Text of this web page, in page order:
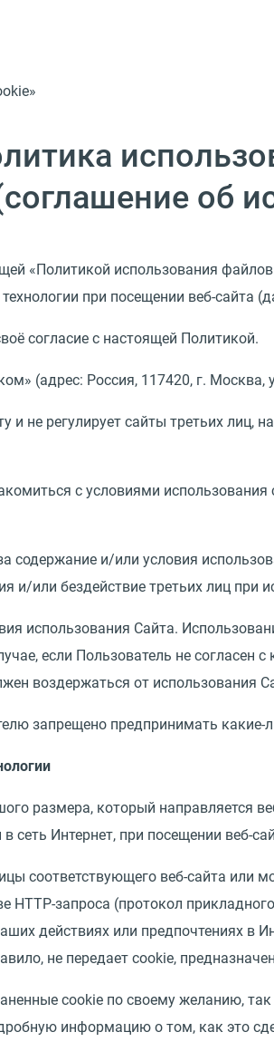
об
«Политикой использования
при посещении веб-сайта
согласие с настоящей Политикой.
(адрес: Россия, 117420, г.
и не регулирует сайты третьих
с условиями
содержание и/или условия
и/или бездействие третьих лиц при
использования Сайта.
если Пользователь не
воздержаться от использования
запрещено предпринимать
размера, который направляется
сеть Интернет, при посещении веб-
соответствующего веб-сайта или
HTTP-запроса (протокол
действиях или предпочтениях в
не передает cookie,
cookie по своему желанию,
информацию о том, как это